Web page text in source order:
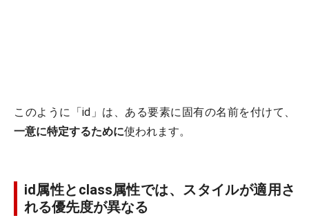
このように「id」は、ある要素に固有の名前を付けて、
一意に特定するために使われます。
id属性とclass属性では、スタイルが適用さ
れる優先度が異なる